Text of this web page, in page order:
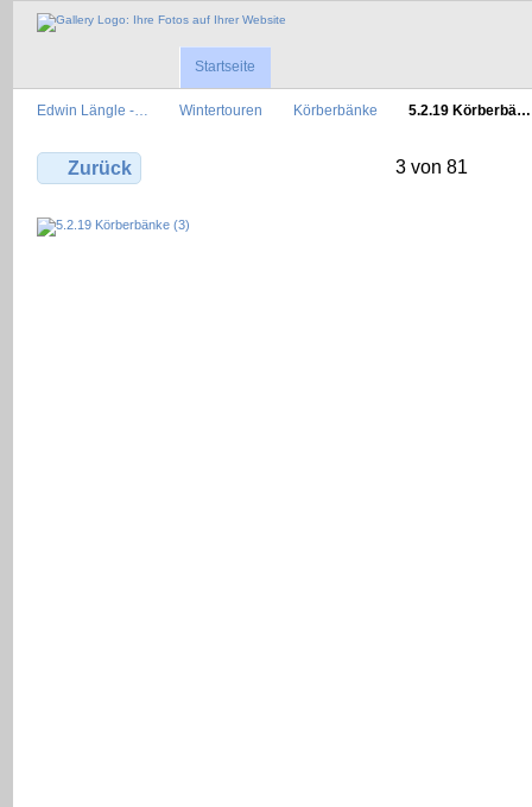
Startseite
Edwin Längle -… Wintertouren Körberbänke 5.2.19 Körberbä…
Zurück 3 von 81